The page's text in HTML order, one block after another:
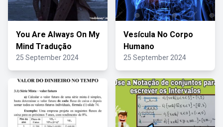
You Are Always On My
Mind Tradução
25 September 2024
Vesícula No Corpo
Humano
25 September 2024